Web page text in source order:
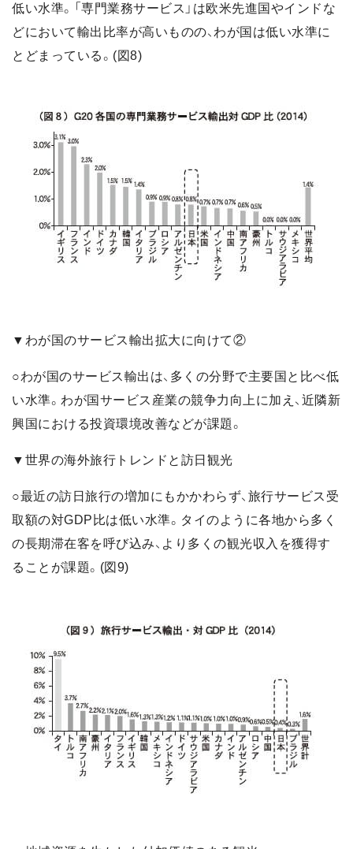
低い水準。「専門業務サービス」は欧米先進国やインドな
どにおいて輸出比率が高いものの、わが国は低い水準に
とどまっている。(図8)
▼わが国のサービス輸出拡大に向けて②
○わが国のサービス輸出は、多くの分野で主要国と比べ低
い水準。わが国サービス産業の競争力向上に加え、近隣新
興国における投資環境改善などが課題。
▼世界の海外旅行トレンドと訪日観光
○最近の訪日旅行の増加にもかかわらず、旅行サービス受
取額の対GDP比は低い水準。タイのように各地から多く
の長期滞在客を呼び込み、より多くの観光収入を獲得す
ることが課題。(図9)